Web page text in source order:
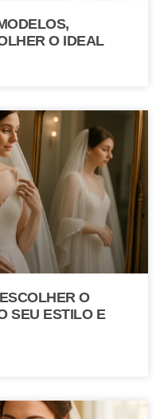
O IDEAL
O
SEU ESTILO E